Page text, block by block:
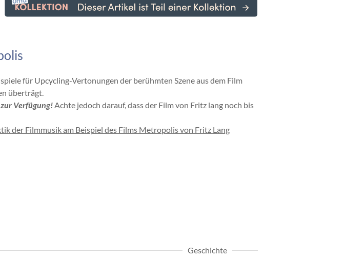
für Upcycling-Vertonungen der berühmten Szene aus dem Film
überträgt.
Verfügung!Achte jedoch darauf, dass der Film von Fritz lang noch bis
der Filmmusik am Beispiel des Films Metropolis von Fritz Lang
Geschichte